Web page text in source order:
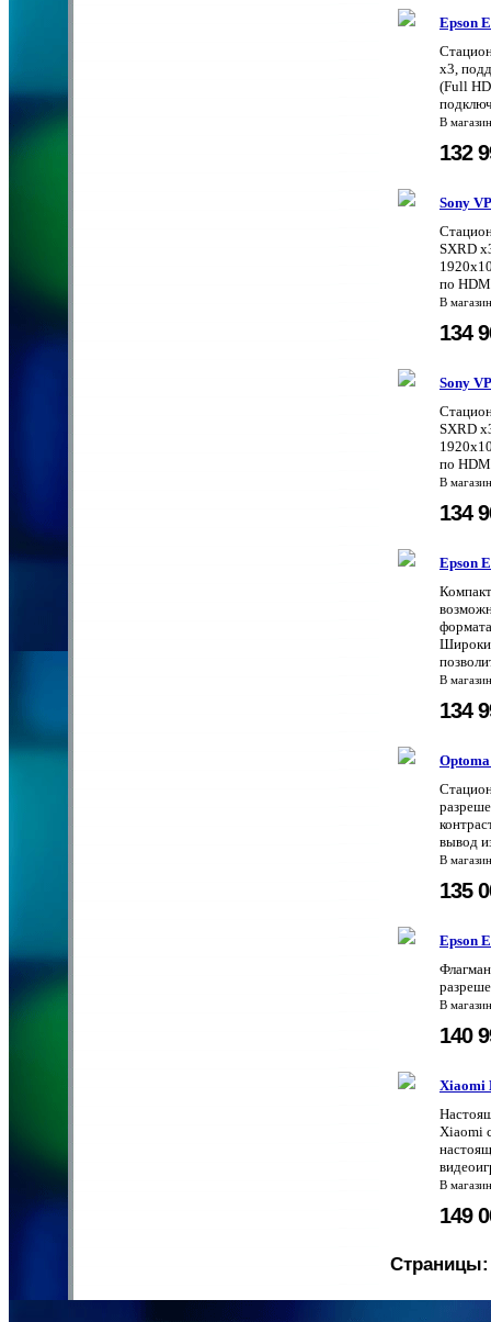
Epson
x3,
(Full
В
132
Sony
SXRD
по
В
134
Sony
SXRD
по
В
134
Epson
В
134
вывод
В
135
Epson
В
140
Xiaomi
Xiaomi
В
149
Страницы: